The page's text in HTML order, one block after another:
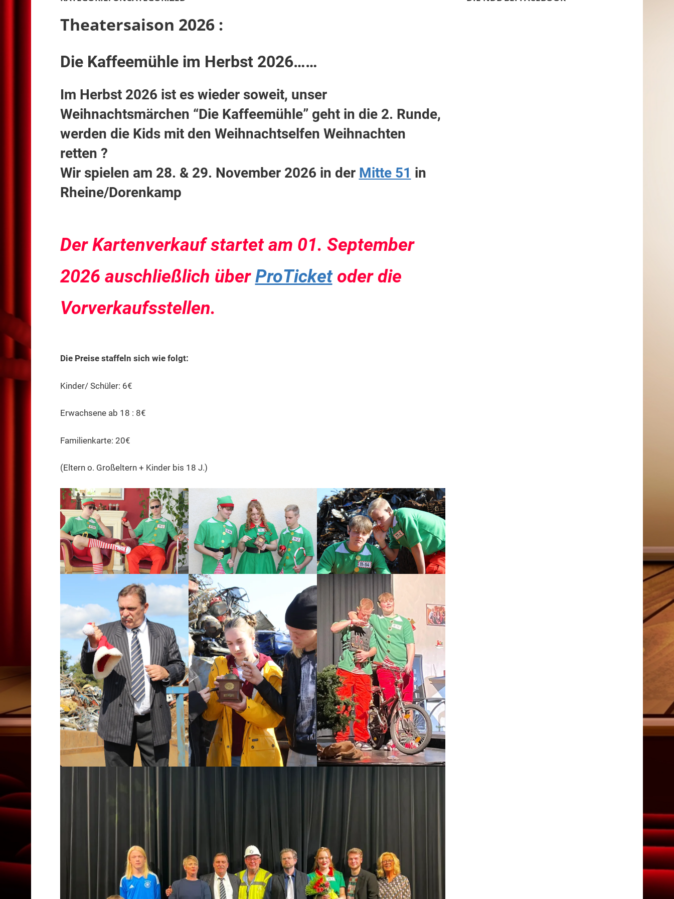
e.V.
Theatersaison 2026 :
Die Kaffeemühle im Herbst 2026……
Im Herbst 2026 ist es wieder soweit, unser
Weihnachtsmärchen “Die Kaffeemühle” geht in die 2. Runde,
werden die Kids mit den Weihnachtselfen Weihnachten
retten ?
Wir spielen am 28. & 29. November 2026 in der Mitte 51 in
Rheine/Dorenkamp
Der Kartenverkauf startet am 01. September
2026 auschließlich überProTicketoder die
Vorverkaufsstellen.
Die Preise staffeln sich wie folgt:
Kinder/ Schüler: 6€
Erwachsene ab 18 : 8€
Familienkarte: 20€
(Eltern o. Großeltern + Kinder bis 18 J.)